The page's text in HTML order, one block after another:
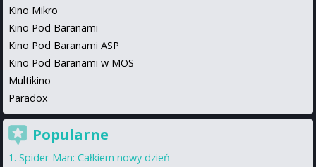
Kino Mikro
Kino Pod Baranami
Kino Pod Baranami ASP
Kino Pod Baranami w MOS
Multikino
Paradox
Popularne
Spider-Man: Całkiem nowy dzień